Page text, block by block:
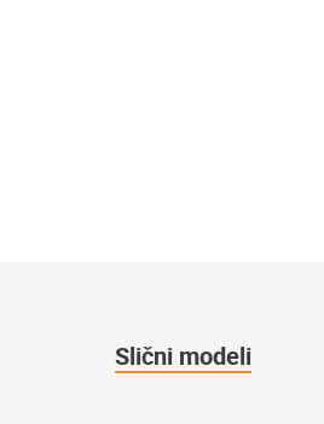
Slični modeli